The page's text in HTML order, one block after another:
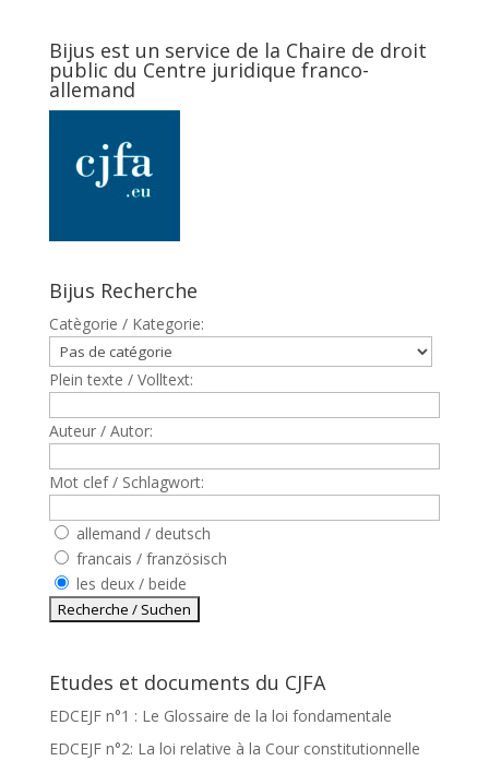
Bijus est un service de la Chaire de droit
public du Centre juridique franco-
allemand
Bijus Recherche
Catègorie / Kategorie:
Plein texte / Volltext:
Auteur / Autor:
Mot clef / Schlagwort:
allemand / deutsch
francais / französisch
les deux / beide
Etudes et documents du CJFA
EDCEJF n°1 : Le Glossaire de la loi fondamentale
EDCEJF n°2: La loi relative à la Cour constitutionnelle